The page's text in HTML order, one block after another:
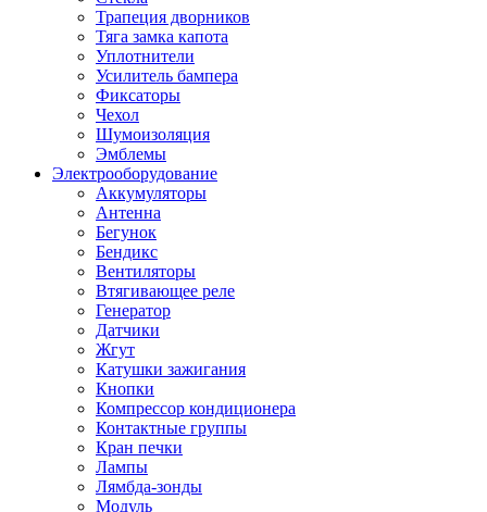
Трапеция дворников
Тяга замка капота
Уплотнители
Усилитель бампера
Фиксаторы
Чехол
Шумоизоляция
Эмблемы
Электрооборудование
Аккумуляторы
Антенна
Бегунок
Бендикс
Вентиляторы
Втягивающее реле
Генератор
Датчики
Жгут
Катушки зажигания
Кнопки
Компрессор кондиционера
Контактные группы
Кран печки
Лампы
Лямбда-зонды
Модуль